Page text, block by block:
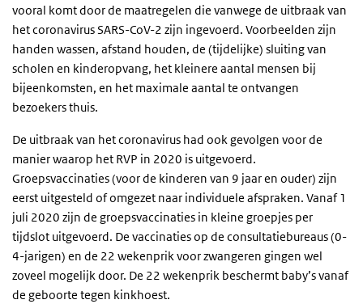
vooral komt door de maatregelen die vanwege de uitbraak van
het coronavirus SARS-CoV-2 zijn ingevoerd. Voorbeelden zijn
handen wassen, afstand houden, de (tijdelijke) sluiting van
scholen en kinderopvang, het kleinere aantal mensen bij
bijeenkomsten, en het maximale aantal te ontvangen
bezoekers thuis.
De uitbraak van het coronavirus had ook gevolgen voor de
manier waarop het RVP in 2020 is uitgevoerd.
Groepsvaccinaties (voor de kinderen van 9 jaar en ouder) zijn
eerst uitgesteld of omgezet naar individuele afspraken. Vanaf 1
juli 2020 zijn de groepsvaccinaties in kleine groepjes per
tijdslot uitgevoerd. De vaccinaties op de consultatiebureaus (0-
4-jarigen) en de 22 wekenprik voor zwangeren gingen wel
zoveel mogelijk door. De 22 wekenprik beschermt baby’s vanaf
de geboorte tegen kinkhoest.